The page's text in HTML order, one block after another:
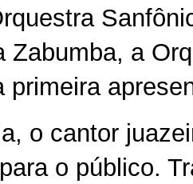
Zabumba, a
primeira
o cantor
o público.